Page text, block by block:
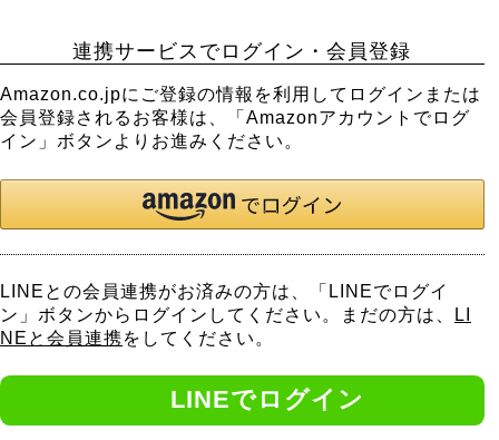
連携サービスでログイン・会員登録
Amazon.co.jpにご登録の情報を利用してログインまたは
会員登録されるお客様は、「Amazonアカウントでログ
イン」ボタンよりお進みください。
LINEとの会員連携がお済みの方は、「LINEでログイ
ン」ボタンからログインしてください。まだの方は、
LI
NEと会員連携をしてください。